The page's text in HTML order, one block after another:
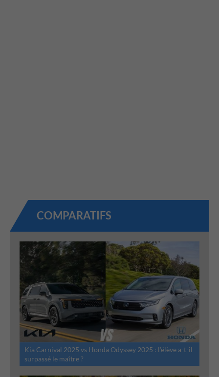
COMPARATIFS
Kia Carnival 2025 vs Honda Odyssey 2025 : l’élève a-t-il
surpassé le maître ?